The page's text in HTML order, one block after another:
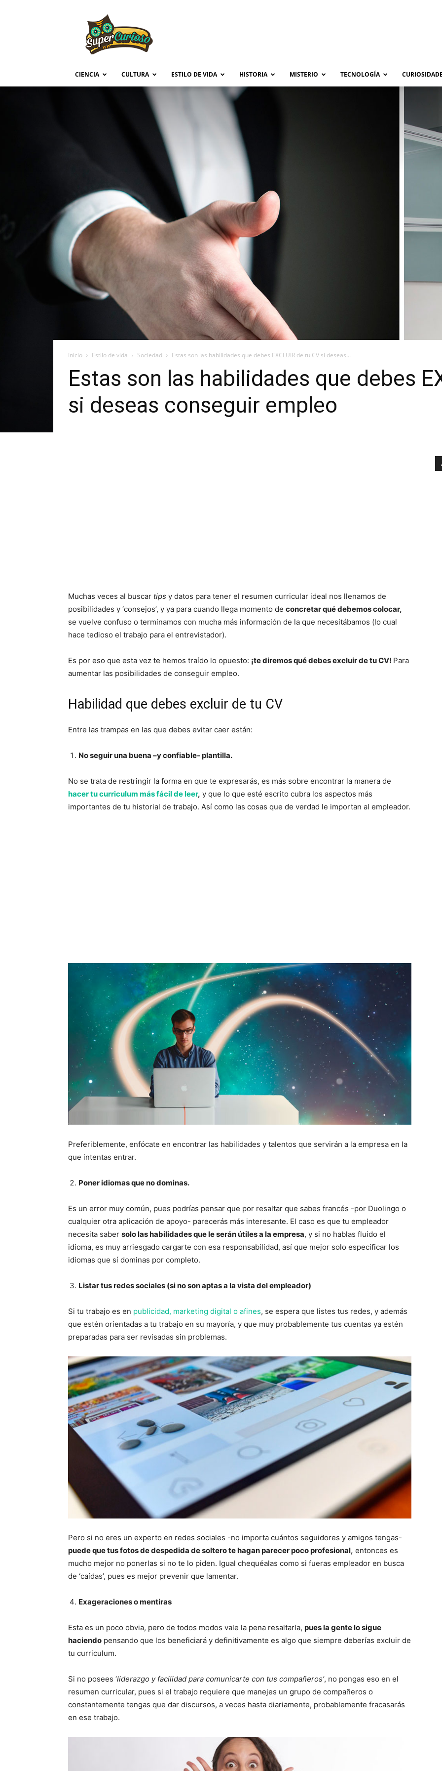
CIENCIA CULTURA ESTILO DE VIDA HISTORIA MISTERIO TECNOLOGÍA
Inicio Estilo de vida Sociedad Estas son las habilidades que debes EXCLUIR de tu CV si deseas...
Estas son las habilidades que debes
si deseas conseguir empleo
Muchas veces al buscar tips y datos para tener el resumen curricular ideal nos llenamos de
posibilidades y ‘consejos’, y ya para cuando llega momento de concretar qué debemos colocar,
se vuelve confuso o terminamos con mucha más información de la que necesitábamos (lo cual
hace tedioso el trabajo para el entrevistador).
Es por eso que esta vez te hemos traído lo opuesto: ¡te diremos qué debes excluirde tu CV! Para
aumentar las posibilidades de conseguir empleo.
Habilidad que debes excluir de tu CV
Entre las trampas en las que debes evitar caer están:
No seguir una buena –y confiable- plantilla.
No se trata de restringir la forma en que te expresarás, es más sobre encontrar la manera de
hacer tu curriculum más fácil de leer, y que lo que esté escrito cubra los aspectos más
importantes de tu historial de trabajo. Así como las cosas que de verdad le importan al empleador.
Preferiblemente, enfócate en encontrar las habilidades y talentos que servirán a la empresa en la
que intentas entrar.
Poner idiomas que no dominas.
Es un error muy común, pues podrías pensar que por resaltar que sabes francés -por Duolingo o
cualquier otra aplicación de apoyo- parecerás más interesante. El caso es que tu empleador
necesita saber solo las habilidades que le serán útiles a la empresa, y si no hablas fluido el
idioma, es muy arriesgado cargarte con esa responsabilidad, así que mejor solo especificar los
idiomas que sí dominas por completo.
Listar tus redes sociales (si no son aptas a la vista del empleador)
Si tu trabajo es en publicidad, marketing digital o afines, se espera que listes tus redes, y además
que estén orientadas a tu trabajo en su mayoría, y que muy probablemente tus cuentas ya estén
preparadas para ser revisadas sin problemas.
Pero si no eres un experto en redes sociales -no importa cuántos seguidores y amigos tengas-
puede que tus fotos de despedida de soltero te hagan parecer poco profesional, entonces es
mucho mejor no ponerlas si no te lo piden. Igual chequéalas como si fueras empleador en busca
de ‘caídas’, pues es mejor prevenir que lamentar.
Exageraciones o mentiras
Esta es un poco obvia, pero de todos modos vale la pena resaltarla, pues la gente lo sigue
haciendo pensando que los beneficiará y definitivamente es algo que siempre deberías excluir de
tu curriculum.
Si no posees ‘liderazgo y facilidad para comunicarte con tus compañeros’, no pongas eso en el
resumen curricular, pues si el trabajo requiere que manejes un grupo de compañeros o
constantemente tengas que dar discursos, a veces hasta diariamente, probablemente fracasarás
en ese trabajo.